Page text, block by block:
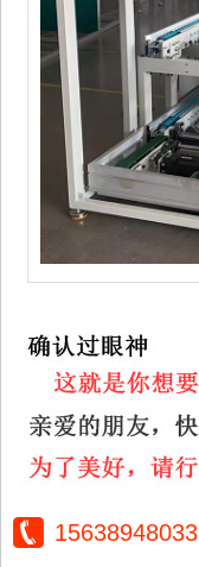
15638948033